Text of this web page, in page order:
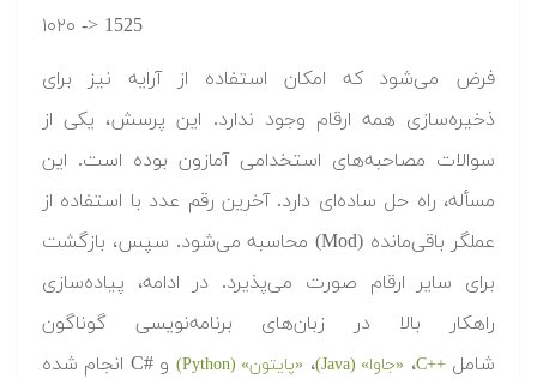
۱۰۲۰ -> 1525
فرض می‌شود که امکان استفاده از آرایه نیز برای
ذخیره‌سازی همه ارقام وجود ندارد. این پرسش، یکی از
سوالات مصاحبه‌های استخدامی آمازون بوده است. این
مسأله، راه حل ساده‌ای دارد. آخرین رقم عدد با استفاده از
عملگر باقی‌مانده (Mod) محاسبه می‌شود. سپس، بازگشت
برای سایر ارقام صورت می‌پذیرد. در ادامه، پیاده‌سازی
راهکار بالا در زبان‌های برنامه‌نویسی گوناگون
شامل++C ، «جاوا» (Java) ، «پایتون» (Python)
و #C انجام شده